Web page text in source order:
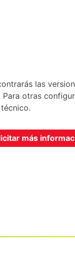
las
Para otras
más